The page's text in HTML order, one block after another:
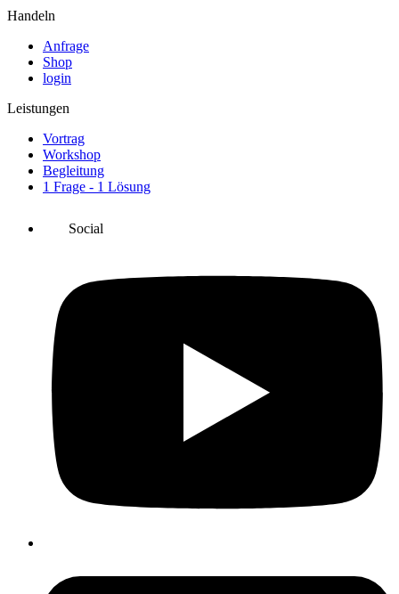
Handeln
Anfrage
Shop
login
Leistungen
Vortrag
Workshop
Begleitung
1 Frage - 1 Lösung
Social